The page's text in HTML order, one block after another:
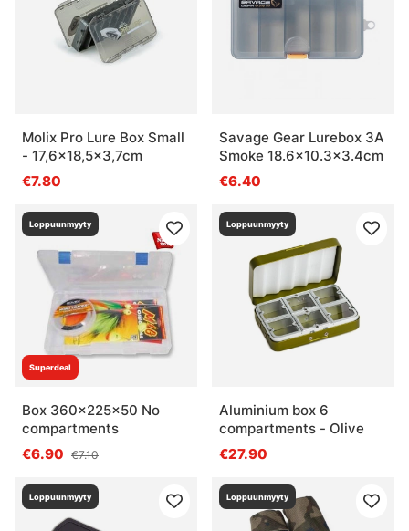
Molix Pro Lure Box Small
- 17,6x18,5x3,7cm
€7.80
Savage Gear Lurebox 3A
Smoke 18.6x10.3x3.4cm
€6.40
Superdeal
Loppuunmyyty
Box 360x225x50 No
compartments
€6.90 €7.10
Loppuunmyyty
Aluminium box 6
compartments - Olive
€27.90
Loppuunmyyty Loppuunmyyty